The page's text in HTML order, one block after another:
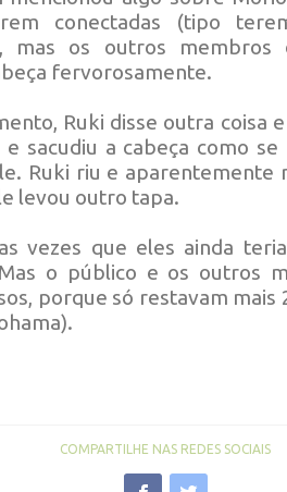
conectadas (tipo
mas os outros membros
fervorosamente.
Ruki disse outra coisa
sacudiu a cabeça como se
Ruki riu e aparentemente
levou outro tapa.
vezes que eles ainda
o público e os outros
porque só restavam mais
COMPARTILHE NAS REDES SOCIAIS